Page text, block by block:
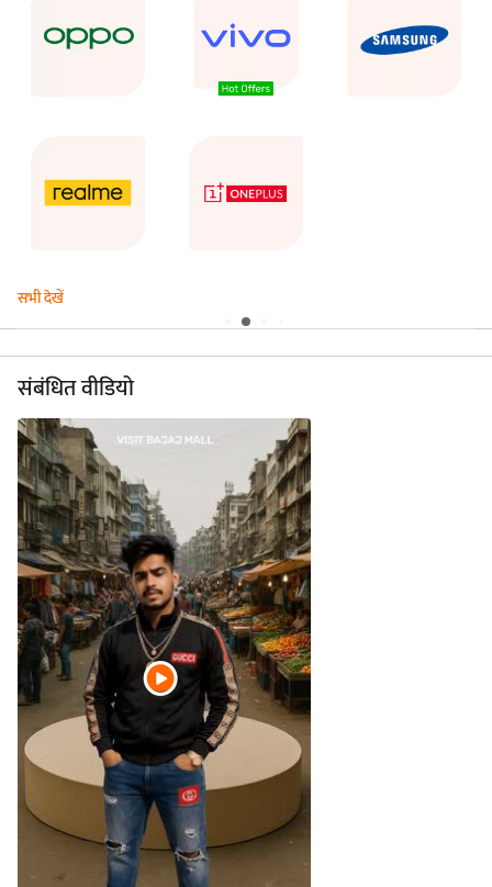
सभी देखें
vivo V70 FE खरीदें
EMI ₹1,583 से शुरू*
Easy EMI का लाभ उ...
संबंधित वीडियो